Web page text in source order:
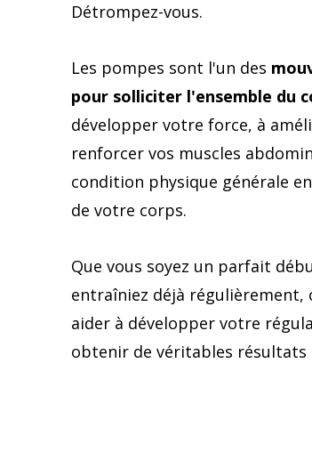
Détrompez-vous.
Les pompes sont l'un des
pour solliciter l'ensemble du
développer votre force, à
renforcer vos muscles
condition physique générale
de votre corps.
Que vous soyez un parfait
entraîniez déjà régulièrement,
aider à développer votre
obtenir de véritables résultats